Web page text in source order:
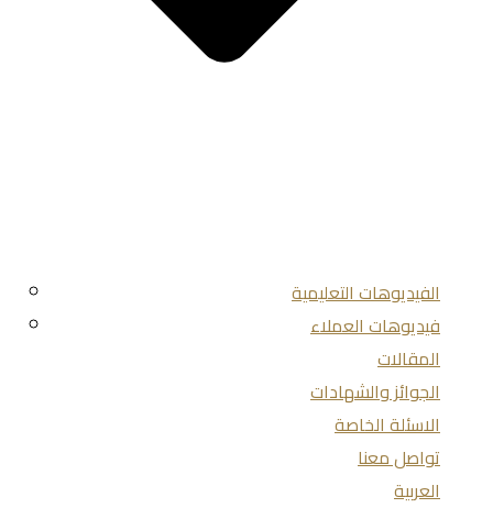
الفيديوهات التعليمية
فيديوهات العملاء
المقالات
الجوائز والشهادات
الاسئلة الخاصة
تواصل معنا
العربية